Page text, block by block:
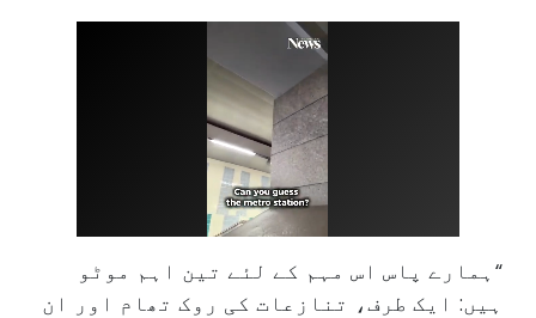
“ہمارے پاس اس مہم کے لئے تین اہم موٹو
ہیں: ایک طرف، تنازعات کی روک تھام اور ان